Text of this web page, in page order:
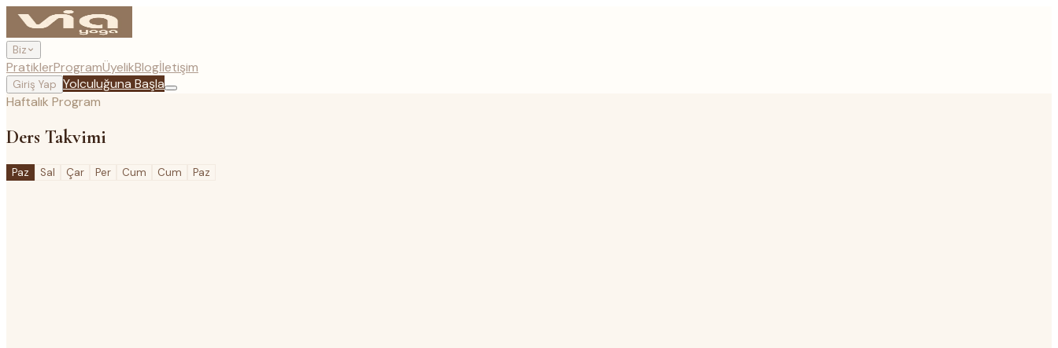
Biz
PratiklerProgramÜyelikBlogİletişim
Giriş Yap Yolculuğuna Başla
Haftalık Program
Ders Takvimi
Paz Sal Çar Per Cum Cum Paz